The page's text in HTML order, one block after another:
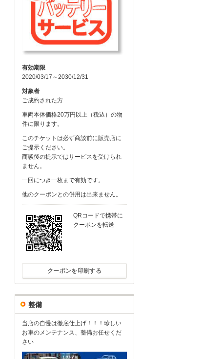
有効期限
2020/03/17～2030/12/31
対象者
ご成約された方
車両本体価格20万円以上（税込）の物
件に限ります。
このチケットは必ず商談前に販売店に
ご提示ください。
商談後の提示ではサービスを受けられ
ません。
一回につき一枚まで有効です。
他のクーポンとの併用は出来ません。
QRコードで携帯に
クーポンを転送
クーポンを印刷する
整備
当店の自慢は徹底仕上げ！！！珍しい
お車のメンテナンス、整備お任せくだ
さい